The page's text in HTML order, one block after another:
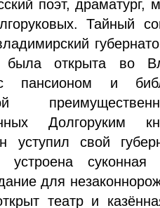
поэт, драматург,
Тайный
была открыта во
пансионом и
Долгоруким
уступил свой
суконная
для
театр и